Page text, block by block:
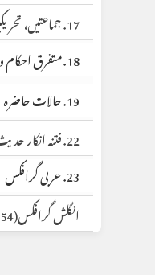
17. جماعتیں، تحریکیں، ادارے
18. متفرق احکام ومسائل
19. حالات حاضرہ
22. فتنہ انکار حدیث
23. عربی گرافکس
انگلش گرافکس(154)